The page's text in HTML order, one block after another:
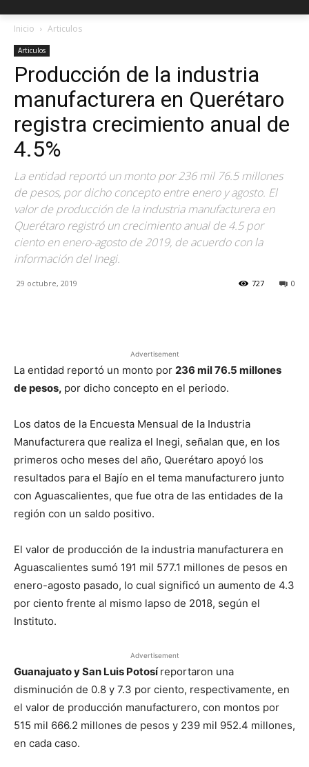
Inicio Articulos
Articulos
Producción de la industria
manufacturera en Querétaro
registra crecimiento anual de
4.5%
La entidad reportó un monto por 236 mil 76.5 millones
de pesos, por dicho concepto entre enero y agosto. El
valor de producción de la industria manufacturera en
Querétaro registró un crecimiento anual de 4.5 por
ciento en enero-agosto de 2019, de acuerdo con la
información del Inegi.
29 octubre, 2019 0
727
Advertisement
La entidad reportó un monto por 236 mil 76.5 millones
de pesos, por dicho concepto en el periodo.
Los datos de la Encuesta Mensual de la Industria
Manufacturera que realiza el Inegi, señalan que, en los
primeros ocho meses del año, Querétaro apoyó los
resultados para el Bajío en el tema manufacturero junto
con Aguascalientes, que fue otra de las entidades de la
región con un saldo positivo.
El valor de producción de la industria manufacturera en
Aguascalientes sumó 191 mil 577.1 millones de pesos en
enero-agosto pasado, lo cual significó un aumento de 4.3
por ciento frente al mismo lapso de 2018, según el
Instituto.
Advertisement
Guanajuato y San Luis Potosíreportaron una
disminución de 0.8 y 7.3 por ciento, respectivamente, en
el valor de producción manufacturero, con montos por
515 mil 666.2 millones de pesos y 239 mil 952.4 millones,
en cada caso.